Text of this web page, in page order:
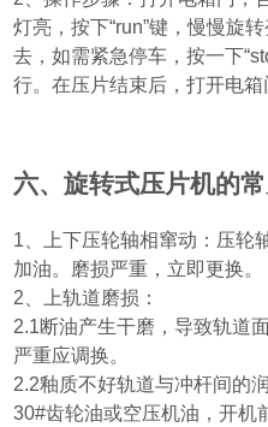
灯亮，按下“run”键，慢慢旋
去，如需紧急停车，按一下“
行。在压片结束后，打开电箱
六、旋转式压片机的
1 、上下压轮轴相窜动：压
加油。磨损严重，立即更换。
2 、上轨道磨损：
2.1断油产生干磨，导致轨道
严重应调换。
2.2釉质不好轨道与冲杆间的
30#齿轮油或空压机油，开机